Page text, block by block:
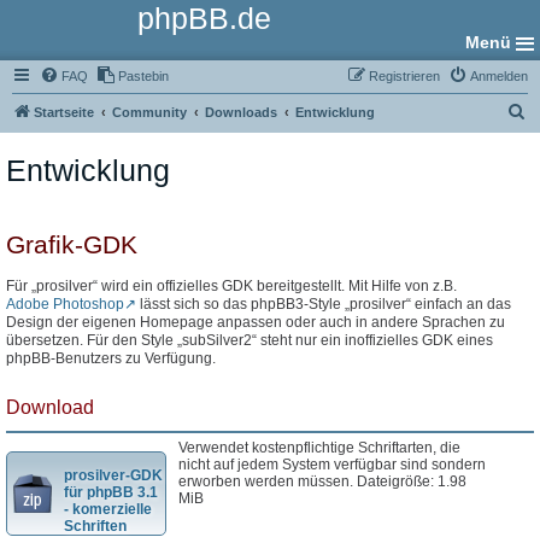
phpBB.de
Menü
FAQ Pastebin Anmelden
Registrieren
Startseite Community Downloads Entwicklung
Entwicklung
Grafik-GDK
Für „prosilver“ wird ein offizielles GDK bereitgestellt. Mit Hilfe von z.B.
Adobe Photoshop
lässt sich so das phpBB3-Style „prosilver“ einfach an das
Design der eigenen Homepage anpassen oder auch in andere Sprachen zu
übersetzen. Für den Style „subSilver2“ steht nur ein inoffizielles GDK eines
phpBB-Benutzers zu Verfügung.
Download
prosilver-GDK
für phpBB 3.1
- komerzielle
Schriften
Verwendet kostenpflichtige Schriftarten, die
nicht auf jedem System verfügbar sind sondern
erworben werden müssen. Dateigröße: 1.98
MiB